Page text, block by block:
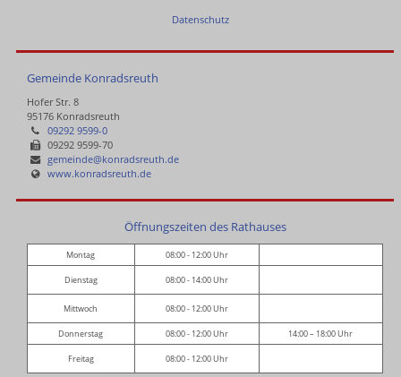
Datenschutz
Gemeinde Konradsreuth
Hofer Str. 8
95176 Konradsreuth
09292 9599-0
09292 9599-70
gemeinde@konradsreuth.de
www.konradsreuth.de
Öffnungszeiten des Rathauses
Montag 08:00 - 12:00 Uhr
Dienstag 08:00 - 14:00 Uhr
Mittwoch 08:00 - 12:00 Uhr
Donnerstag 08:00 - 12:00 Uhr 14:00 – 18:00 Uhr
Freitag 08:00 - 12:00 Uhr